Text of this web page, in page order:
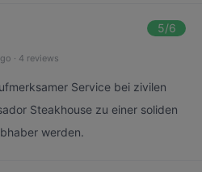
5/6
· 4 reviews
Service bei zivilen
Steakhouse zu einer soliden
werden.